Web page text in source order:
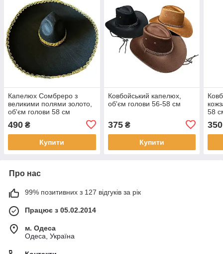
Капелюх Сомбреро з
великими полями золото,
об'єм голови 58 см
490 ₴
Купити
Ковбойський капелюх,
об'єм голови 56-58 см
375₴
Купити
58
350
Про нас
99% позитивних з 127 відгуків за рік
Працює з 05.02.2014
м. Одеса
Одеса, Україна